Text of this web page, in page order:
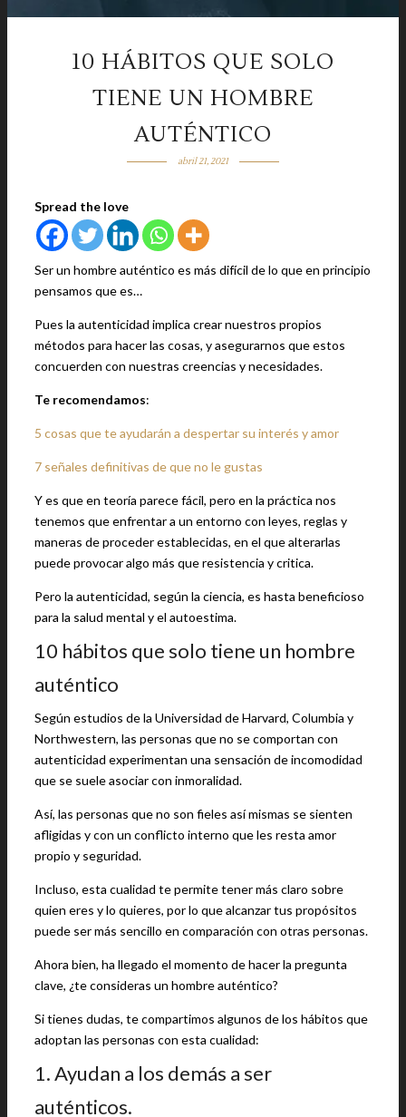
10 HÁBITOS QUE SOLO
TIENE UN HOMBRE
AUTÉNTICO
abril 21, 2021
Spread the love
Ser un hombre auténtico es más difícil de lo que en principio
pensamos que es…
Pues la autenticidad implica crear nuestros propios
métodos para hacer las cosas, y asegurarnos que estos
concuerden con nuestras creencias y necesidades.
Te recomendamos:
5 cosas que te ayudarán a despertar su interés y amor
7 señales definitivas de que no le gustas
Y es que en teoría parece fácil, pero en la práctica nos
tenemos que enfrentar a un entorno con leyes, reglas y
maneras de proceder establecidas, en el que alterarlas
puede provocar algo más que resistencia y critica.
Pero la autenticidad, según la ciencia, es hasta beneficioso
para la salud mental y el autoestima.
10 hábitos que solo tiene un hombre
auténtico
Según estudios de la Universidad de Harvard, Columbia y
Northwestern, las personas que no se comportan con
autenticidad experimentan una sensación de incomodidad
que se suele asociar con inmoralidad.
Así, las personas que no son fieles así mismas se sienten
afligidas y con un conflicto interno que les resta amor
propio y seguridad.
Incluso, esta cualidad te permite tener más claro sobre
quien eres y lo quieres, por lo que alcanzar tus propósitos
puede ser más sencillo en comparación con otras personas.
Ahora bien, ha llegado el momento de hacer la pregunta
clave, ¿te consideras un hombre auténtico?
Si tienes dudas, te compartimos algunos de los hábitos que
adoptan las personas con esta cualidad:
1. Ayudan a los demás a ser
auténticos.